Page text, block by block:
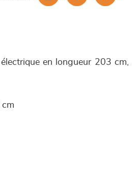
en longueur 203 cm,
cm